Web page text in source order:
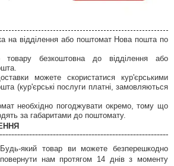
на відділення або поштомат Нова пошта по
товару безкоштовна до відділення або
можете скористатися кур'єрськими
(кур'єрські послуги платні, замовляються
необхідно погоджувати окремо, тому що
за габаритами до поштомату.
Будь-який товар ви можете безперешкодно
повернути нам протягом 14 днів з моменту